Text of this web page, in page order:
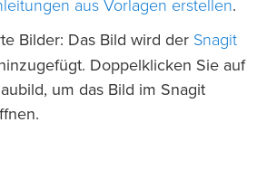
aus Vorlagen erstellen.
Bilder: Das Bild wird der Snagit
hinzugefügt. Doppelklicken Sie auf
um das Bild im Snagit